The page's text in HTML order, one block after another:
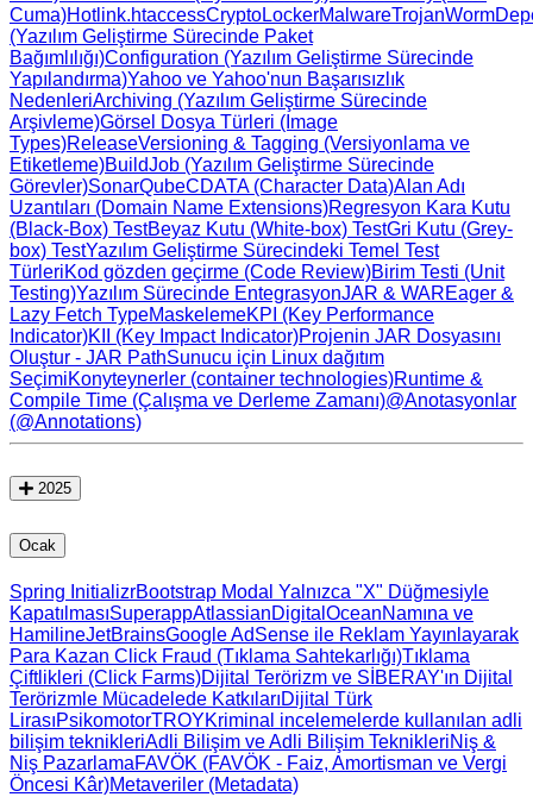
Cuma)Hotlink.htaccessCryptoLockerMalwareTrojanWorm
(Yazılım Geliştirme Sürecinde Paket
Bağımlılığı)Configuration (Yazılım Geliştirme Sürecinde
Yapılandırma)Yahoo ve Yahoo'nun Başarısızlık
NedenleriArchiving (Yazılım Geliştirme Sürecinde
Arşivleme)Görsel Dosya Türleri (Image
Types)ReleaseVersioning & Tagging (Versiyonlama ve
Etiketleme)BuildJob (Yazılım Geliştirme Sürecinde
Görevler)SonarQubeCDATA (Character Data)Alan Adı
Uzantıları (Domain Name Extensions)Regresyon Kara Kutu
(Black-Box) TestBeyaz Kutu (White-box) TestGri Kutu (Grey-
box) TestYazılım Geliştirme Sürecindeki Temel Test
TürleriKod gözden geçirme (Code Review)Birim Testi (Unit
Testing)Yazılım Sürecinde EntegrasyonJAR & WAREager &
Lazy Fetch TypeMaskelemeKPI (Key Performance
Indicator)KII (Key Impact Indicator)Projenin JAR Dosyasını
Oluştur - JAR PathSunucu için Linux dağıtım
SeçimiKonyteynerler (container technologies)Runtime &
Compile Time (Çalışma ve Derleme Zamanı)@Anotasyonlar
(@Annotations)
2025
Ocak
Spring InitializrBootstrap Modal Yalnızca "X" Düğmesiyle
KapatılmasıSuperappAtlassianDigitalOceanNamına ve
HamilineJetBrainsGoogle AdSense ile Reklam Yayınlayarak
Para Kazan Click Fraud (Tıklama Sahtekarlığı)Tıklama
Çiftlikleri (Click Farms)Dijital Terörizm ve SİBERAY'ın Dijital
Terörizmle Mücadelede KatkılarıDijital Türk
LirasıPsikomotorTROYKriminal incelemelerde kullanılan adli
bilişim teknikleriAdli Bilişim ve Adli Bilişim TeknikleriNiş &
Niş PazarlamaFAVÖK (FAVÖK - Faiz, Amortisman ve Vergi
Öncesi Kâr)Metaveriler (Metadata)